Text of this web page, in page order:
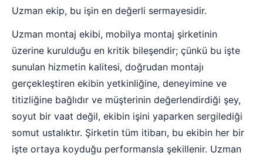
Uzman ekip, bu işin en değerli sermayesidir.
Uzman montaj ekibi, mobilya montaj şirketinin
üzerine kurulduğu en kritik bileşendir; çünkü bu işte
sunulan hizmetin kalitesi, doğrudan montajı
gerçekleştiren ekibin yetkinliğine, deneyimine ve
titizliğine bağlıdır ve müşterinin değerlendirdiği şey,
soyut bir vaat değil, ekibin işini yaparken sergilediği
somut ustalıktır. Şirketin tüm itibarı, bu ekibin her bir
işte ortaya koyduğu performansla şekillenir. Uzman